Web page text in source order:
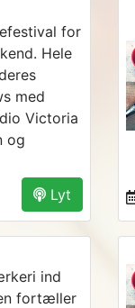
for
Hele
med
Victoria
og
Lyt
ind
fortæller